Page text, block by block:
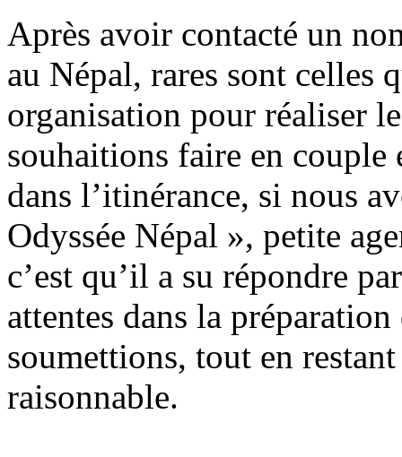
Après avoir contacté un
au Népal, rares sont celles
organisation pour réaliser
souhaitions faire en
dans l’itinérance, si nous
Odyssée Népal », petite
c’est qu’il a su répondre
attentes dans la
soumettions, tout en
raisonnable.